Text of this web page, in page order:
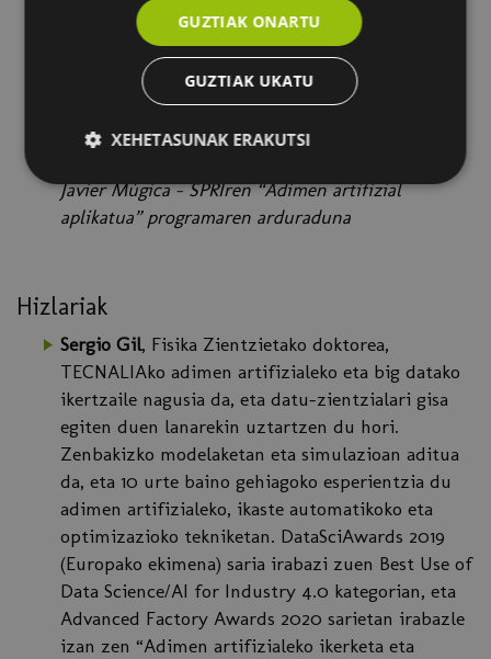
AA fidagarri eta seguru baterantz
Oscar Lage – TECNALIAko Zibersegurtasunaren
eta Bloke-kateen arduraduna
SPRI: adimen artifizial aplikaturako laguntza-
Javier Múgica - SPRIren “Adimen artifizial
aplikatua” programaren arduraduna
Hizlariak
Sergio Gil, Fisika Zientzietako doktorea,
TECNALIAko adimen artifizialeko eta big datako
ikertzaile nagusia da, eta datu-zientzialari gisa
egiten duen lanarekin uztartzen du hori.
Zenbakizko modelaketan eta simulazioan aditua
da, eta 10 urte baino gehiagoko esperientzia du
adimen artifizialeko, ikaste automatikoko eta
optimizazioko tekniketan. DataSciAwards 2019
(Europako ekimena) saria irabazi zuen Best Use of
Data Science/AI for Industry 4.0 kategorian, eta
Advanced Factory Awards 2020 sarietan irabazle
izan zen “Adimen artifizialeko ikerketa eta
GUZTIAK ONARTU
GUZTIAK UKATU
XEHETASUNAK ERAKUTSI